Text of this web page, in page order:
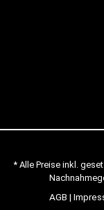
* Alle Preise inkl.
AGB |